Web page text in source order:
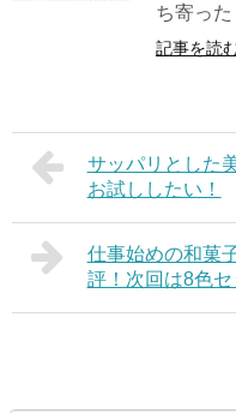
ち寄っ
記事を読
サッパリとした
お試ししたい！
仕事始めの和菓
評！次回は8色セ